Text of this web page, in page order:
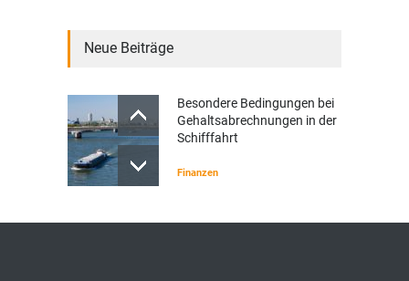
Neue Beiträge
Besondere Bedingungen bei
Gehaltsabrechnungen in der
Schifffahrt
Finanzen